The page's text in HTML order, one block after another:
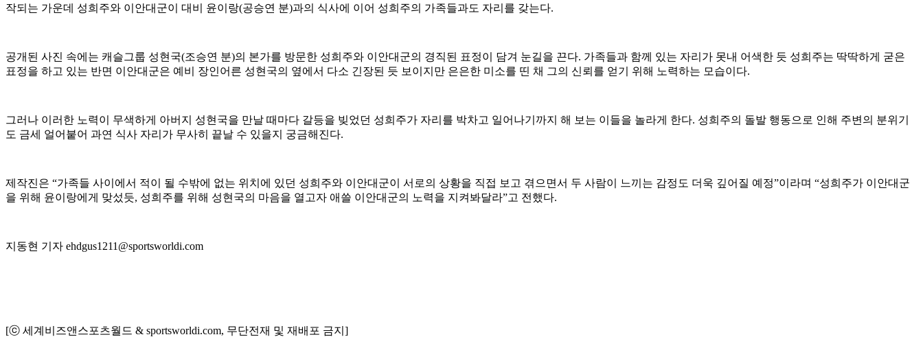
작되는 가운데 성희주와 이안대군이 대비 윤이랑(공승연 분)과의 식사에 이어 성희주의 가족들과도 자리를 갖는다.
공개된 사진 속에는 캐슬그룹 성현국(조승연 분)의 본가를 방문한 성희주와 이안대군의 경직된 표정이 담겨 눈길을 끈다. 가족들과 함께 있는 자리가 못내 어색한 듯 성희주는 딱딱하게 굳은
표정을 하고 있는 반면 이안대군은 예비 장인어른 성현국의 옆에서 다소 긴장된 듯 보이지만 은은한 미소를 띤 채 그의 신뢰를 얻기 위해 노력하는 모습이다.
그러나 이러한 노력이 무색하게 아버지 성현국을 만날 때마다 갈등을 빚었던 성희주가 자리를 박차고 일어나기까지 해 보는 이들을 놀라게 한다. 성희주의 돌발 행동으로 인해 주변의 분위기
도 금세 얼어붙어 과연 식사 자리가 무사히 끝날 수 있을지 궁금해진다.
제작진은 “가족들 사이에서 적이 될 수밖에 없는 위치에 있던 성희주와 이안대군이 서로의 상황을 직접 보고 겪으면서 두 사람이 느끼는 감정도 더욱 깊어질 예정”이라며 “성희주가 이안대군
을 위해 윤이랑에게 맞섰듯, 성희주를 위해 성현국의 마음을 열고자 애쓸 이안대군의 노력을 지켜봐달라”고 전했다.
지동현 기자 ehdgus1211@sportsworldi.com
[ⓒ 세계비즈앤스포츠월드 & sportsworldi.com, 무단전재 및 재배포 금지]